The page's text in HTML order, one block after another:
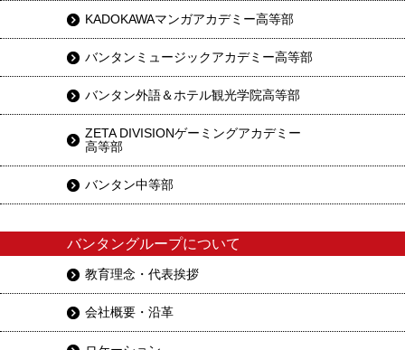
KADOKAWAマンガアカデミー高等部
バンタンミュージックアカデミー高等部
バンタン外語＆ホテル観光学院高等部
ZETA DIVISIONゲーミングアカデミー
高等部
バンタン中等部
バンタングループについて
教育理念・代表挨拶
会社概要・沿革